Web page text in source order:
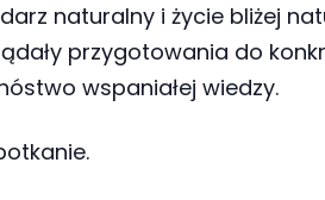
naturalny i życie bliżej
przygotowania do
wspaniałej wiedzy.